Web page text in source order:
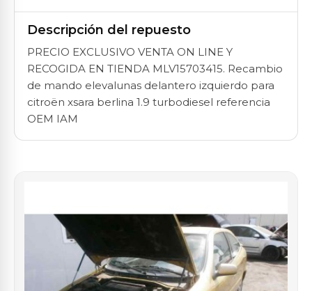
Descripción del repuesto
PRECIO EXCLUSIVO VENTA ON LINE Y
RECOGIDA EN TIENDA MLV15703415. Recambio
de mando elevalunas delantero izquierdo para
citroën xsara berlina 1.9 turbodiesel referencia
OEM IAM